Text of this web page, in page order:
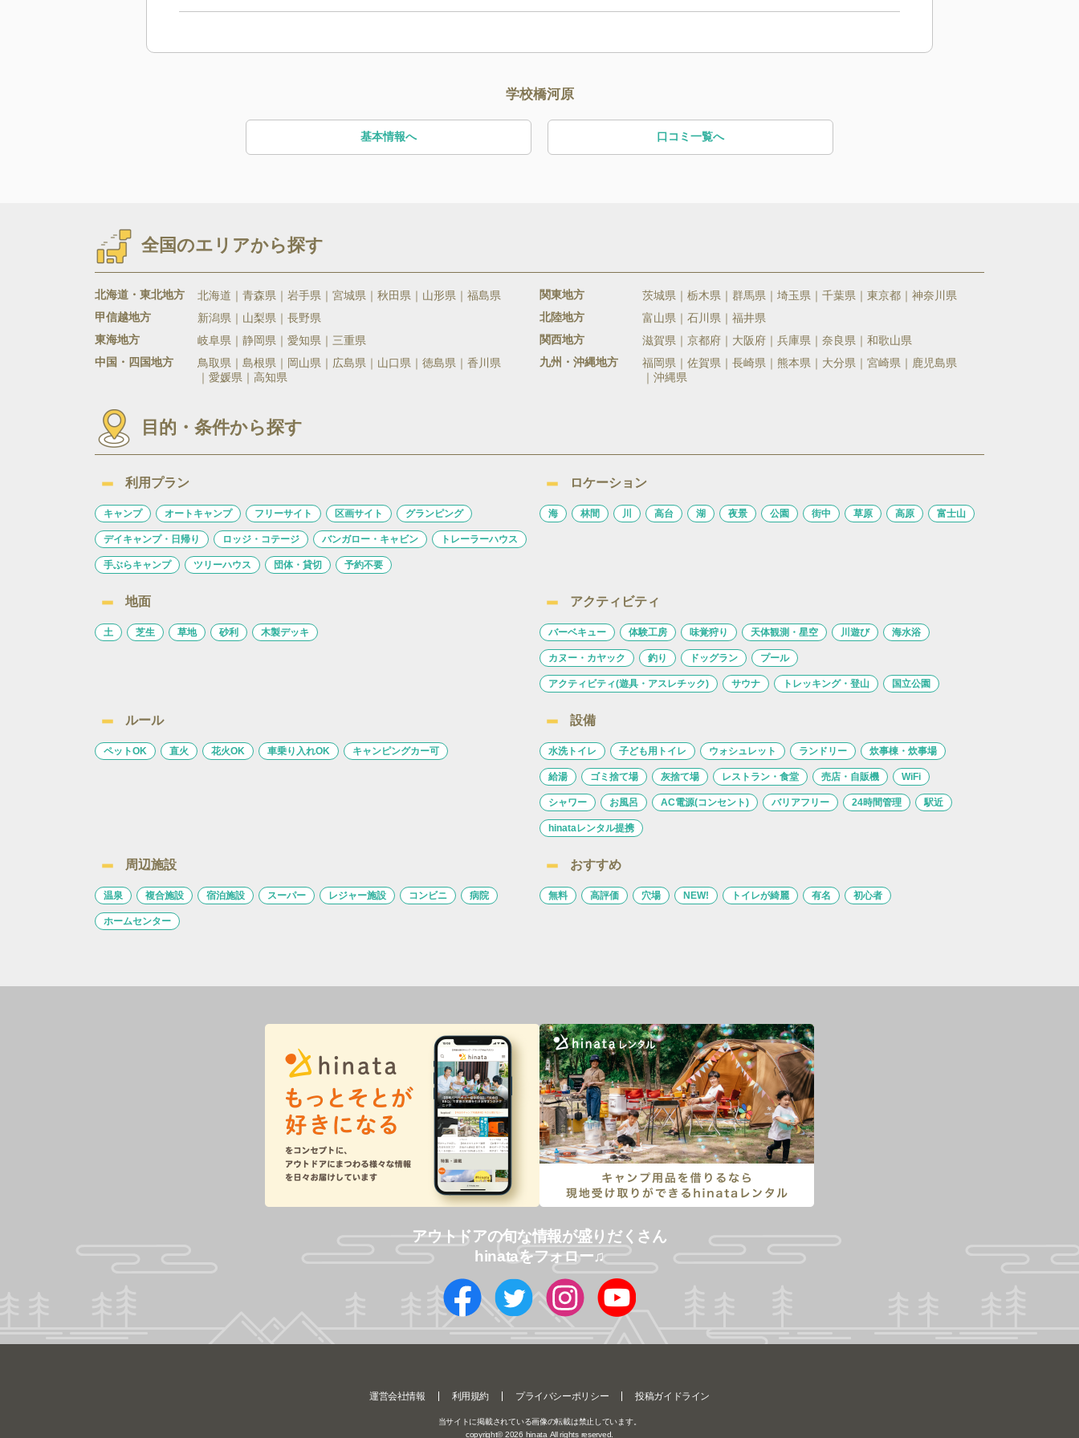
学校橋河原
基本情報へ 口コミ一覧へ
全国のエリアから探す
北海道・東北地方 北海道 青森県 岩手県 宮城県 秋田県 山形県 福島県 関東地方 茨城県 栃木県 群馬県 埼玉県 千葉県 東京都
神奈川県
甲信越地方
新潟県 山梨県 長野県 北陸地方 富山県 石川県
福井県
東海地方
岐阜県 静岡県 愛知県 三重県 関西地方 滋賀県 京都府 大阪府 兵庫県 奈良県
和歌山県
中国・四国地方
鳥取県 島根県 岡山県 広島県 山口県 徳島県
香川県
愛媛県
高知県
九州・沖縄地方 福岡県 佐賀県 長崎県 熊本県 大分県 宮崎県
鹿児島県
沖縄県
目的・条件から探す
利用プラン
キャンプ オートキャンプ フリーサイト 区画サイト グランピング
デイキャンプ・日帰り ロッジ・コテージ バンガロー・キャビン トレーラーハウス
手ぶらキャンプ ツリーハウス 団体・貸切 予約不要
ロケーション
海 林間 川 高台 湖 夜景 公園 街中 草原 高原 富士山
地面
土 芝生 草地 砂利 木製デッキ
アクティビティ
バーベキュー 体験工房 味覚狩り 天体観測・星空 川遊び 海水浴
カヌー・カヤック 釣り ドッグラン プール
アクティビティ(遊具・アスレチック) サウナ トレッキング・登山 国立公園
ルール
ペットOK 直火 花火OK 車乗り入れOK キャンピングカー可
設備
水洗トイレ 子ども用トイレ ウォシュレット ランドリー 炊事棟・炊事場
給湯 ゴミ捨て場 灰捨て場 レストラン・食堂 売店・自販機 WiFi
シャワー お風呂 AC電源(コンセント) バリアフリー 24時間管理 駅近
hinataレンタル提携
周辺施設
温泉 複合施設 宿泊施設 スーパー レジャー施設 コンビニ 病院
ホームセンター
おすすめ
無料 高評価 穴場 NEW! トイレが綺麗 有名 初心者
アウトドアの旬な情報が盛りだくさん
hinataをフォロー♫
運営会社情報 利用規約 プライバシーポリシー 投稿ガイドライン
当サイトに掲載されている画像の転載は禁止しています。
copyright©2026 hinata All rights reserved.